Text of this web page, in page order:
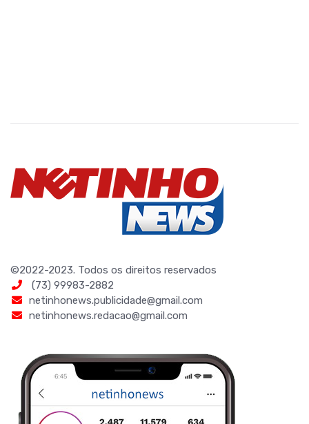
©2022-2023. Todos os direitos reservados
(73) 99983-2882
netinhonews.publicidade@gmail.com
netinhonews.redacao@gmail.com